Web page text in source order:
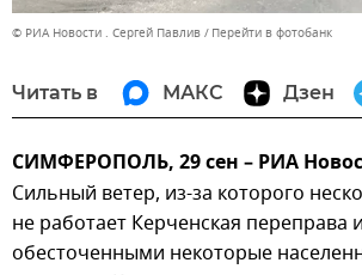
© РИА Новости . Сергей Павлив Перейти в фотобанк
Читать в МАКС Дзен
СИМФЕРОПОЛЬ, 29 сен – РИА
Сильный ветер, из-за которого
не работает Керченская переправа
обесточенными некоторые